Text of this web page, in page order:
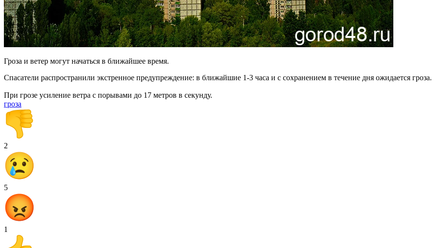
Гроза и ветер могут начаться в ближайшее время.
Спасатели распространили экстренное предупреждение: в ближайшие 1-3 часа и с сохранением в течение дня ожидается гроза.
При грозе усиление ветра с порывами до 17 метров в секунду.
гроза
2
5
1